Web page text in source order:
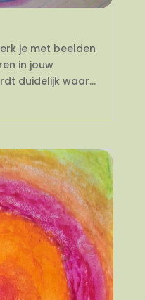
je met beelden
in jouw
duidelijk waar...